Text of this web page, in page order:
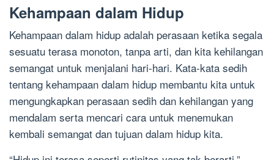
Kehampaan dalam Hidup
Kehampaan dalam hidup adalah perasaan ketika segala
sesuatu terasa monoton, tanpa arti, dan kita kehilangan
semangat untuk menjalani hari-hari. Kata-kata sedih
tentang kehampaan dalam hidup membantu kita untuk
mengungkapkan perasaan sedih dan kehilangan yang
mendalam serta mencari cara untuk menemukan
kembali semangat dan tujuan dalam hidup kita.